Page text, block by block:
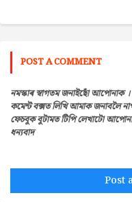
POST A COMMENT
নমস্কাৰ স্বাগতম জনাইছোঁ আপোনাক
কমেন্ট বক্সত লিখি আমাক জনাবলৈ
ফেচবুক বুটামত টিপি লেখাটো
ধন্যবাদ
Post